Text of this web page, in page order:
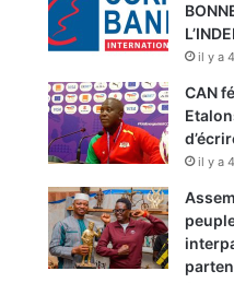
il y a
CAN
il y a